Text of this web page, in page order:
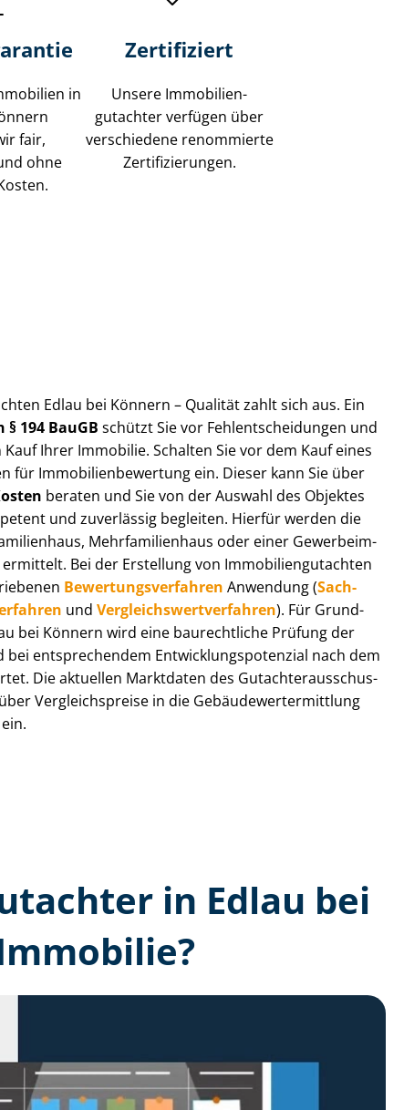
in
fair,
ohne
Zertifiziert
Unsere Immobilien­
gutachter verfügen über
verschiedene renommierte
Zer­ti­fi­zie­run­gen.
Edlau bei Könnern – Qualität zahlt sich aus. Ein
194 BauGB schützt Sie vor Fehl­ent­schei­dun­gen und
Ihrer Immobilie. Schalten Sie vor dem Kauf eines
für Im­mo­bi­li­en­be­wer­tung ein. Dieser kann Sie über
beraten und Sie von der Auswahl des Objektes
und zuverlässig begleiten. Hierfür werden die
Mehr­fa­mi­li­en­haus oder einer Ge­wer­be­im­
Bei der Erstellung von Im­mo­bi­li­en­gut­ach­ten
Be­wer­tungs­ver­fah­ren Anwendung (Sach­
und Ver­gleichs­wert­ver­fah­ren). Für Grund­
bei Könnern wird eine baurechtliche Prüfung der
entsprechendem Ent­wick­lungs­po­ten­zi­al nach dem
Die aktuellen Marktdaten des Gut­ach­ter­aus­schus­
Ver­gleichs­prei­se in die Ge­bäu­de­wert­ermitt­lung
in Edlau bei